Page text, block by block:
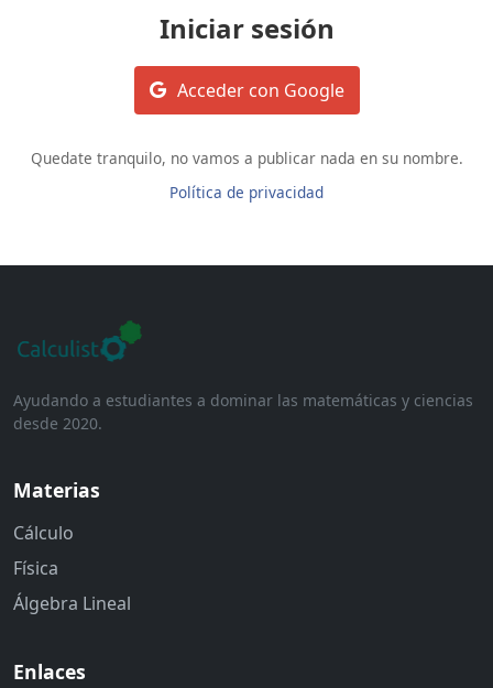
Iniciar sesión
Acceder con Google
Quedate tranquilo, no vamos a publicar nada en su nombre.
Política de privacidad
Ayudando a estudiantes a dominar las matemáticas y ciencias
desde 2020.
Materias
Cálculo
Física
Álgebra Lineal
Enlaces